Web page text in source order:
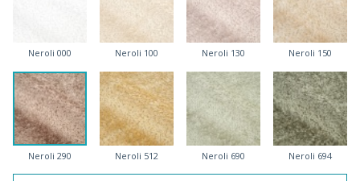
Neroli 000 Neroli 100 Neroli 130 Neroli 150
Neroli 290 Neroli 512 Neroli 690 Neroli 694